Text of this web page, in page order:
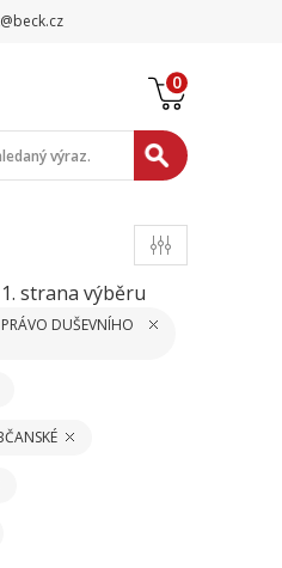
0
1. strana výběru
DUŠEVNÍHO